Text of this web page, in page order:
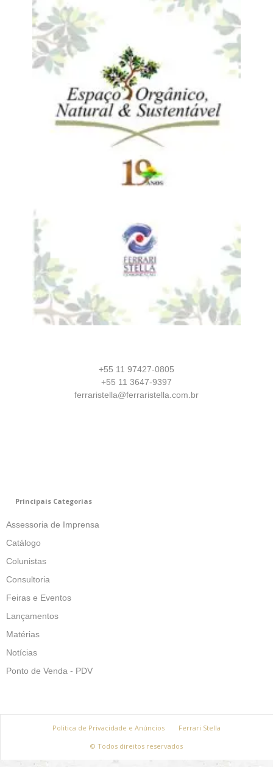
+55 11 97427-0805
+55 11 3647-9397
ferraristella@ferraristella.com.br
Principais Categorias
Assessoria de Imprensa
Catálogo
Colunistas
Consultoria
Feiras e Eventos
Lançamentos
Matérias
Notícias
Ponto de Venda - PDV
Politica de Privacidade e Anúncios
Ferrari Stella
© Todos direitos reservados